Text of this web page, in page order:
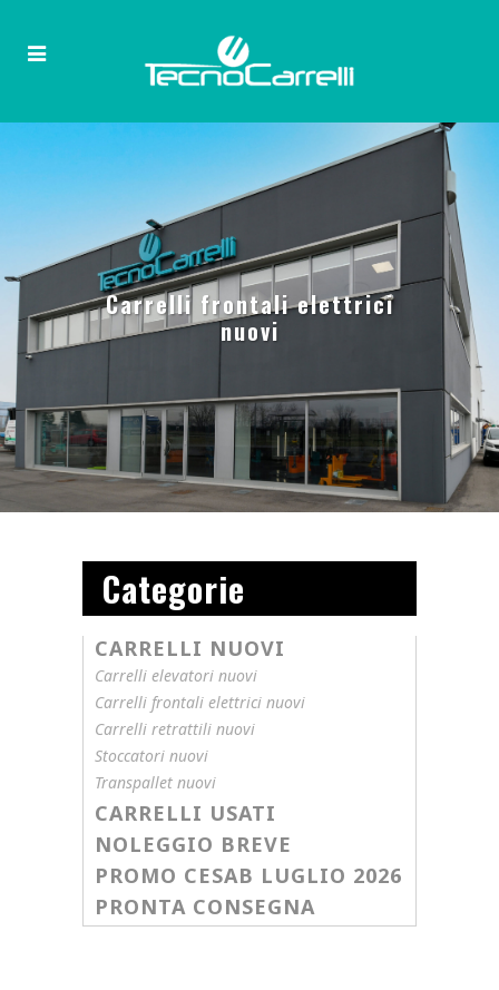
Carrelli frontali elettrici
nuovi
Categorie
CARRELLI NUOVI
Carrelli elevatori nuovi
Carrelli frontali elettrici nuovi
Carrelli retrattili nuovi​
Stoccatori nuovi
Transpallet nuovi
CARRELLI USATI
NOLEGGIO BREVE
PROMO CESAB LUGLIO 2026
PRONTA CONSEGNA